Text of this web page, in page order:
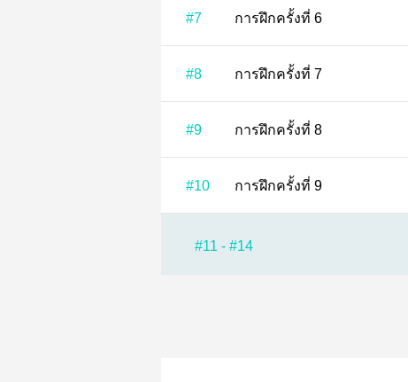
#7 การฝึกครั้งที่ 6
#8 การฝึกครั้งที่ 7
#9 การฝึกครั้งที่ 8
#10 การฝึกครั้งที่ 9
#11 - #14